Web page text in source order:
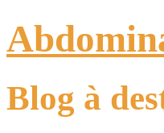
Blog à